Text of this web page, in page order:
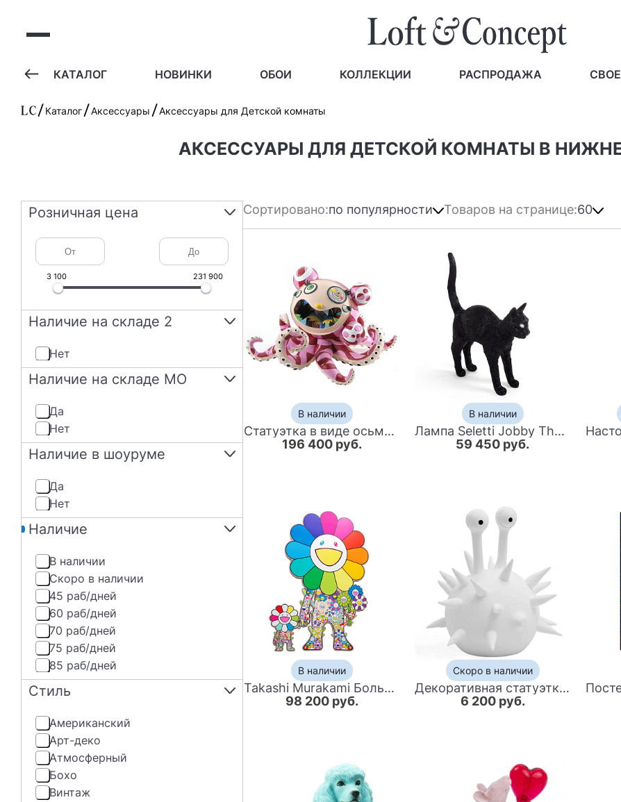
КАТАЛОГ НОВИНКИ ОБОИ КОЛЛЕКЦИИ РАСПРОДАЖА
Каталог Аксессуары Аксессуары для Детской комнаты
АКСЕССУАРЫ ДЛЯ ДЕТСКОЙ КОМНАТЫ В
Розничная цена
3 100 231 900
Наличие на складе 2
нет
Наличие на складе МО
да
нет
Наличие в шоуруме
да
нет
Наличие
В наличии
Скоро в наличии
45 раб/дней
60 раб/дней
70 раб/дней
75 раб/дней
85 раб/дней
Стиль
Американский
Арт-деко
Атмосферный
Бохо
Винтаж
Сортировано:по популярности Товаров на странице:60
В наличии
Статуэтка в виде осьминога Takashi Murakami
196 400 руб.
В наличии
Лампа Seletti Jobby The Cat Black
59 450 руб.
В наличии
Takashi Murakami Большой Арт-объект на стену Смеющиеся Цветы
98 200 руб.
Скоро в наличии
Декоративная статуэтка Molecule Creature Stauette
6 200 руб.